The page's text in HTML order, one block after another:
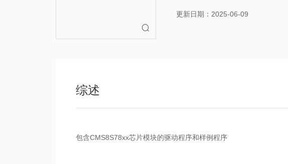

更新日期：2025-06-09
综述
包含CMS8S78xx芯片模块的驱动程序和样例程序